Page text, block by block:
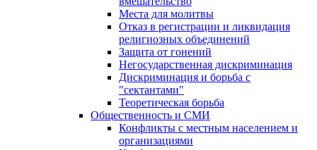
Места для молитвы
Отказ в регистрации и ликвидация
религиозных объединений
Защита от гонений
Негосударственная дискриминация
Дискриминация и борьба с
"сектантами"
Теоретическая борьба
Общественность и СМИ
Конфликты с местным населением и
организациями